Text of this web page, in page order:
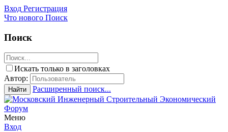
Вход Регистрация
Что нового Поиск
Поиск
Искать только в заголовках
Автор:
Найти Расширенный поиск...
Меню
Вход